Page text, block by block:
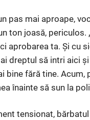
pas mai aproape,
ton joasă, periculos.
aprobarea ta. Și cu
dreptul să intri aici
bine fără tine. Acum,
înainte să sun la
tensionat,